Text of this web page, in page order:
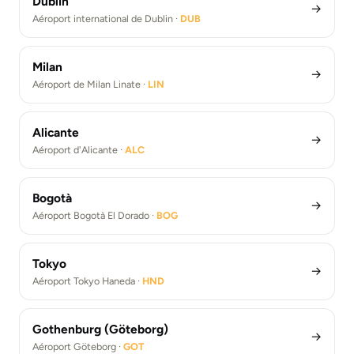
Aéroport international de Dublin · DUB
→
Milan
Aéroport de Milan Linate · LIN
→
Alicante
Aéroport d'Alicante · ALC
→
Bogotà
Aéroport Bogotà El Dorado · BOG
→
Tokyo
Aéroport Tokyo Haneda · HND
→
Gothenburg (Göteborg)
Aéroport Göteborg · GOT
→